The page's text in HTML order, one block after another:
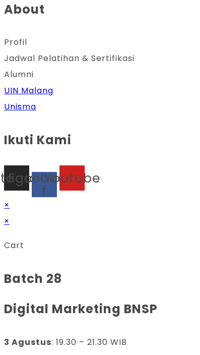
About
Profil
Jadwal Pelatihan & Sertifikasi
Alumni
UIN Malang
Unisma
Ikuti Kami
Facebook-
f
Youtube
×
×
Cart
Batch 28
Digital Marketing BNSP
3 Agustus: 19.30 – 21.30 WIB